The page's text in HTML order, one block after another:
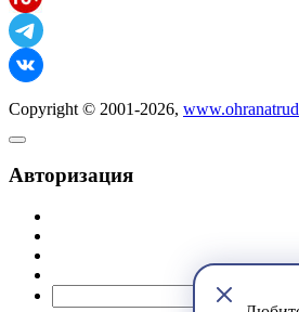
Copyright © 2001-2026,
Авторизация